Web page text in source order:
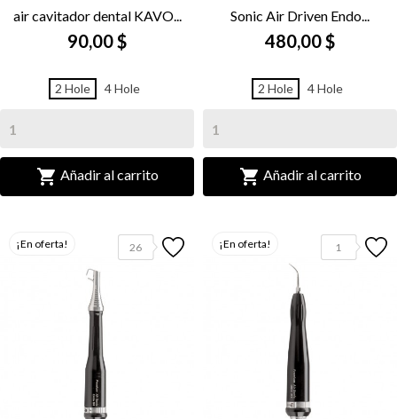
air cavitador dental KAVO...
90,00 $
2 Hole 4 Hole
 Añadir al carrito
Sonic Air Driven Endo...
480,00 $
2 Hole 4 Hole
 Añadir al carrito
26
¡En oferta! 1
¡En oferta!